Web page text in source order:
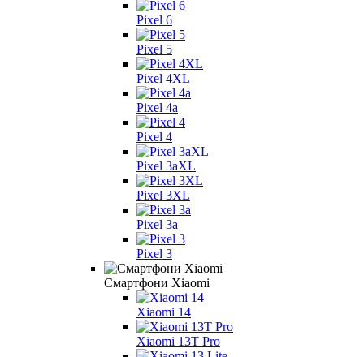
Pixel 6
Pixel 5
Pixel 4XL
Pixel 4a
Pixel 4
Pixel 3aXL
Pixel 3XL
Pixel 3a
Pixel 3
Смартфони Xiaomi
Xiaomi 14
Xiaomi 13T Pro